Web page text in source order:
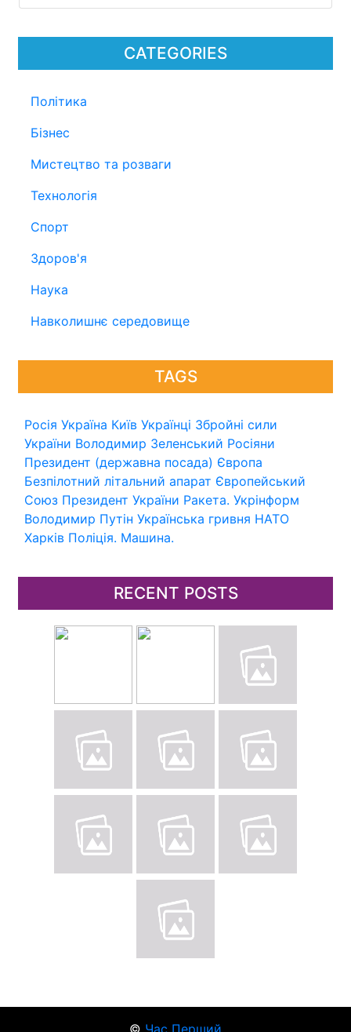
CATEGORIES
Політика
Бізнес
Мистецтво та розваги
Технологія
Спорт
Здоров'я
Наука
Навколишнє середовище
TAGS
Росія Україна Київ Українці Збройні сили
України Володимир Зеленський Росіяни
Президент (державна посада) Європа
Безпілотний літальний апарат Європейський
Союз Президент України Ракета. Укрінформ
Володимир Путін Українська гривня НАТО
Харків Поліція. Машина.
RECENT POSTS